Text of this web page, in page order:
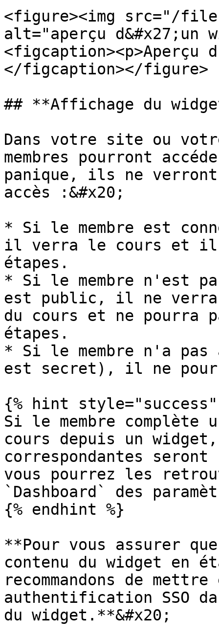
<figure><img src="/files/
alt="aperçu d&#x27;un
<figcaption><p>Aperçu
</figcaption></figure>
## **Affichage du
Dans votre site ou
membres pourront
panique, ils ne
accès :&#x20;
* Si le membre est
il verra le cours et il
étapes.
* Si le membre n'est
est public, il ne
du cours et ne pourra
étapes.
* Si le membre n'a
est secret), il ne
{% hint style="success"
Si le membre complète
cours depuis un
correspondantes
vous pourrez les
`Dashboard` des
{% endhint %}
**Pour vous assurer
contenu du widget en
recommandons de
authentification SSO
du widget.**&#x20;